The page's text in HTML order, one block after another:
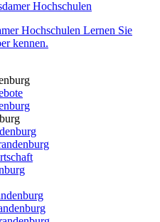
Hochschulen Lernen Sie
kennen.